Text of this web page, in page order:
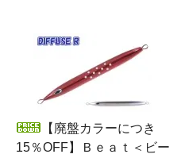
【廃盤カラーにつき
15％OFF】Ｂｅａｔ＜ビー